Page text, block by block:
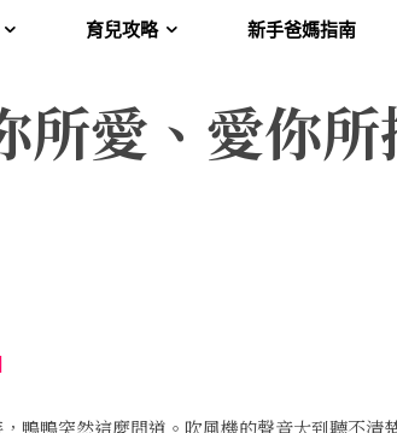
育兒攻略 新手爸媽指南
所愛、愛你
鴨鴨突然這麼問道。吹風機的聲音大到聽不清